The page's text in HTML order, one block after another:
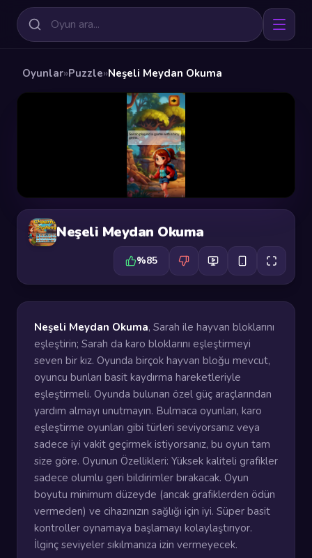
Oyunlar»Puzzle»Neşeli Meydan Okuma
Neşeli Meydan Okuma
%85
Neşeli Meydan Okuma, Sarah ile hayvan bloklarını
eşleştirin; Sarah da karo bloklarını eşleştirmeyi
seven bir kız. Oyunda birçok hayvan bloğu mevcut,
oyuncu bunları basit kaydırma hareketleriyle
eşleştirmeli. Oyunda bulunan özel güç araçlarından
yardım almayı unutmayın. Bulmaca oyunları, karo
eşleştirme oyunları gibi türleri seviyorsanız veya
sadece iyi vakit geçirmek istiyorsanız, bu oyun tam
size göre. Oyunun Özellikleri: Yüksek kaliteli grafikler
sadece olumlu geri bildirimler bırakacak. Oyun
boyutu minimum düzeyde (ancak grafiklerden ödün
vermeden) ve cihazınızın sağlığı için iyi. Süper basit
kontroller oynamaya başlamayı kolaylaştırıyor.
İlginç seviyeler sıkılmanıza izin vermeyecek.